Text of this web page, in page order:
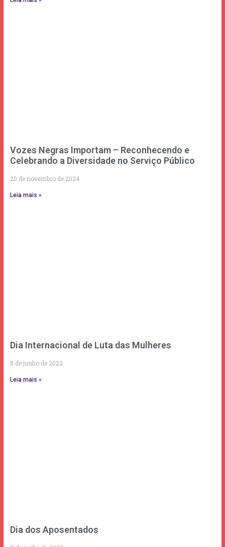
Vozes Negras Importam – Reconhecendo e
Celebrando a Diversidade no Serviço Público
20 de novembro de 2024
Leia mais »
Dia Internacional de Luta das Mulheres
8 de junho de 2022
Leia mais »
Dia dos Aposentados